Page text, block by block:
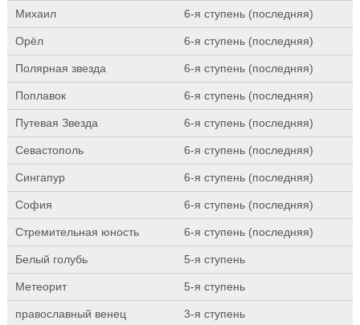
Михаил 6-я ступень (последняя)
Орёл 6-я ступень (последняя)
Полярная звезда 6-я ступень (последняя)
Поплавок 6-я ступень (последняя)
Путевая Звезда 6-я ступень (последняя)
Севастополь 6-я ступень (последняя)
Сингапур 6-я ступень (последняя)
София 6-я ступень (последняя)
Стремительная юность 6-я ступень (последняя)
Белый голубь 5-я ступень
Метеорит 5-я ступень
православный венец 3-я ступень